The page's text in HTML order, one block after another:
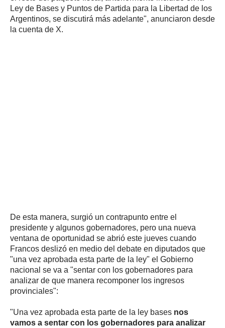
Ley de Bases y Puntos de Partida para la Libertad de los
Argentinos, se discutirá más adelante", anunciaron desde
la cuenta de X.
De esta manera, surgió un contrapunto entre el
presidente y algunos gobernadores, pero una nueva
ventana de oportunidad se abrió este jueves cuando
Francos deslizó en medio del debate en diputados que
"una vez aprobada esta parte de la ley" el Gobierno
nacional se va a "sentar con los gobernadores para
analizar de que manera recomponer los ingresos
provinciales":
"Una vez aprobada esta parte de la ley bases nos
vamos a sentar con los gobernadores para analizar